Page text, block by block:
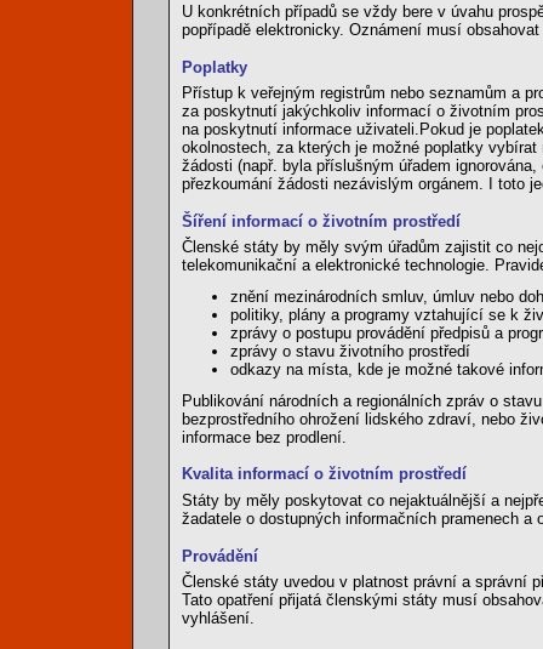
U konkrétních případů se vždy bere v úvahu
popřípadě elektronicky. Oznámení musí
Poplatky
Přístup k veřejným registrům nebo seznamům a
za poskytnutí jakýchkoliv informací o životním
na poskytnutí informace uživateli.Pokud je
okolnostech, za kterých je možné poplatky
žádosti (např. byla příslušným úřadem
přezkoumání žádosti nezávislým orgánem. I toto
Šíření informací o životním prostředí
Členské státy by měly svým úřadům zajistit co
telekomunikační a elektronické technologie.
znění mezinárodních smluv, úmluv nebo
politiky, plány a programy vztahující se k
zprávy o postupu provádění předpisů a
zprávy o stavu životního prostředí
odkazy na místa, kde je možné takové
Publikování národních a regionálních zpráv o
bezprostředního ohrožení lidského zdraví, nebo
informace bez prodlení.
Kvalita informací o životním prostředí
Státy by měly poskytovat co nejaktuálnější a
žadatele o dostupných informačních pramenech
Provádění
Členské státy uvedou v platnost právní a správní
Tato opatření přijatá členskými státy musí
vyhlášení.